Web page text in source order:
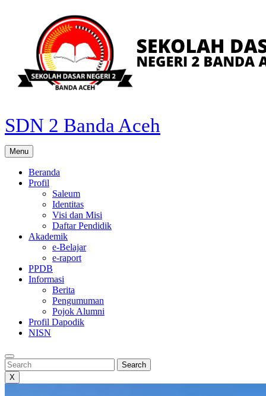
SDN 2 Banda Aceh
Menu
Beranda
Profil
Saleum
Identitas
Visi dan Misi
Daftar Pendidik
Akademik
e-Belajar
e-raport
PPDB
Informasi
Berita
Pengumuman
Pojok Alumni
Profil Dapodik
NISN
Search
Search
X